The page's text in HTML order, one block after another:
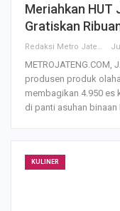
Meriahkan HUT
Gratiskan
Redaksi Metro Jateng
METROJATENG.COM,
produsen produk
membagikan 4.950 es
di panti asuhan binaan
KULINER